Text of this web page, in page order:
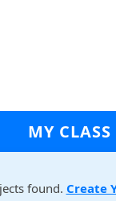
MY CLASS
found. Create